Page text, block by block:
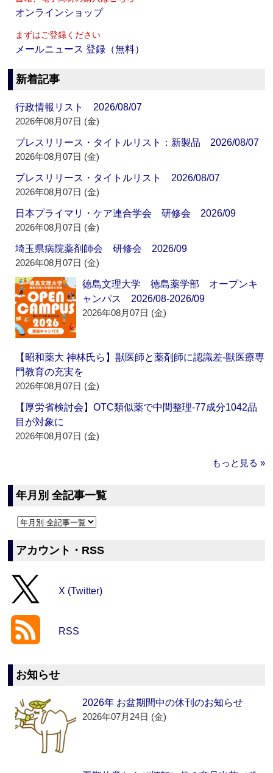
オンラインショップ
まずはご登録ください
メールニュース 登録（無料）
新着記事
行政情報リスト 2026/08/07
2026年08月07日 (金)
プレスリリース・タイトルリスト：新製品 2026/08/07
2026年08月07日 (金)
プレスリリース・タイトルリスト 2026/08/07
2026年08月07日 (金)
日本プライマリ・ケア連合学会 研修会 2026/09
2026年08月07日 (金)
埼玉県病院薬剤師会 研修会 2026/09
2026年08月07日 (金)
徳島文理大学 徳島薬学部 オープンキ
ャンパス 2026/08-2026/09
2026年08月07日 (金)
【昭和薬大 神林氏ら】獣医師と薬剤師に認識差‐獣医療専
門教育の充実を
2026年08月07日 (金)
【厚労省検討会】OTC類似薬で中間整理‐77成分1042品
目が対象に
2026年08月07日 (金)
もっと見る »
年月別 全記事一覧
アカウント・RSS
X (Twitter)
RSS
お知らせ
2026年 お盆期間中の休刊のお知らせ
2026年07月24日 (金)